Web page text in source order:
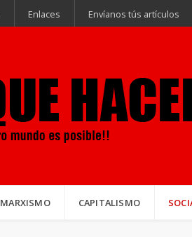
Enlaces Envíanos tús artículos
MARXISMO CAPITALISMO